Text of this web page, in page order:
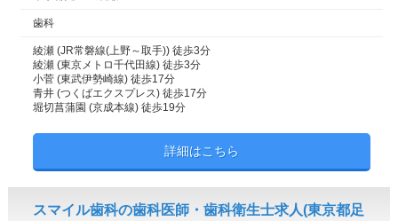
歯科
綾瀬 (JR常磐線(上野～取手)) 徒歩3分
綾瀬 (東京メトロ千代田線) 徒歩3分
小菅 (東武伊勢崎線) 徒歩17分
青井 (つくばエクスプレス) 徒歩17分
堀切菖蒲園 (京成本線) 徒歩19分
詳細はこちら
スマイル歯科の歯科医師・歯科衛生士求人(東京都足